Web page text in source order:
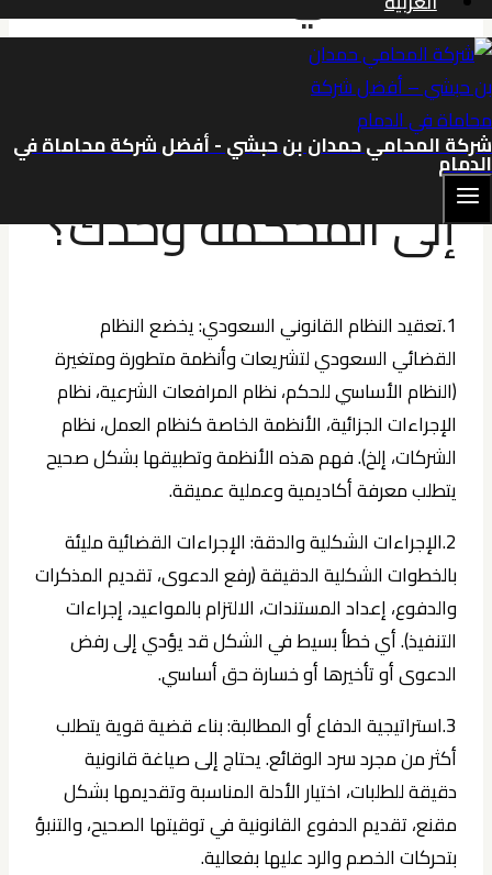
شركة المحامي حمدان بن حبشي - أفضل شركة محاماة في
الدمام
لماذا لا يمكنك
المخاطرة بالذهاب
إلى المحكمة وحدك؟
1.تعقيد النظام القانوني السعودي:
يخضع النظام
القضائي السعودي لتشريعات وأنظمة متطورة ومتغيرة
(النظام الأساسي للحكم، نظام المرافعات الشرعية، نظام
الإجراءات الجزائية، الأنظمة الخاصة كنظام العمل، نظام
الشركات، إلخ). فهم هذه الأنظمة وتطبيقها بشكل صحيح
يتطلب معرفة أكاديمية وعملية عميقة.
2.الإجراءات الشكلية والدقة:
الإجراءات القضائية مليئة
بالخطوات الشكلية الدقيقة (رفع الدعوى، تقديم المذكرات
والدفوع، إعداد المستندات، الالتزام بالمواعيد، إجراءات
التنفيذ). أي خطأ بسيط في الشكل قد يؤدي إلى رفض
الدعوى أو تأخيرها أو خسارة حق أساسي.
3.استراتيجية الدفاع أو المطالبة:
بناء قضية قوية يتطلب
أكثر من مجرد سرد الوقائع. يحتاج إلى صياغة قانونية
دقيقة للطلبات، اختيار الأدلة المناسبة وتقديمها بشكل
مقنع، تقديم الدفوع القانونية في توقيتها الصحيح، والتنبؤ
بتحركات الخصم والرد عليها بفعالية.